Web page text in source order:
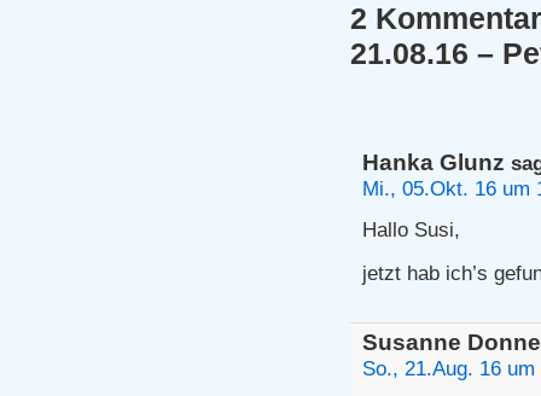
2
21.08.16 –
Hanka Glunz
Mi., 05.Okt. 16 um
Hallo Susi,
jetzt hab ich’s
Susanne
So., 21.Aug. 16